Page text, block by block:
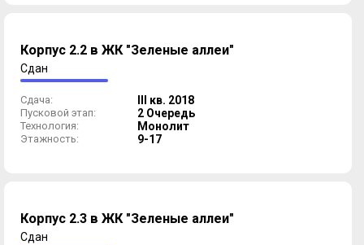
Корпус 2.2 в ЖК "Зеленые аллеи"
Сдан
Сдача: III кв. 2018
Пусковой этап: 2 Очередь
Технология: Монолит
Этажность: 9-17
Корпус 2.3 в ЖК "Зеленые аллеи"
Сдан